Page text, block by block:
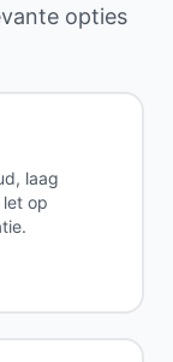
opties
laag
op